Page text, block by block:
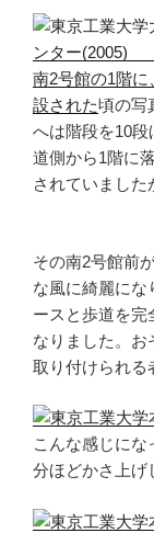
南2号館の1階
設された頃の写
へは階段を10
道側から1階に
されていました
その南2号館前
な風に綺麗にな
ースと歩道を完
なりました。お
取り付けられる
こんな感じに
分ほどかさ上げ